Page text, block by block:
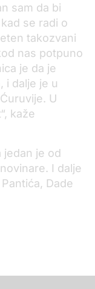
sam da bi
se radi o
takozvani
nas potpuno
je da je
i dalje je u
U
kaže
jedan je od
I dalje
Dade